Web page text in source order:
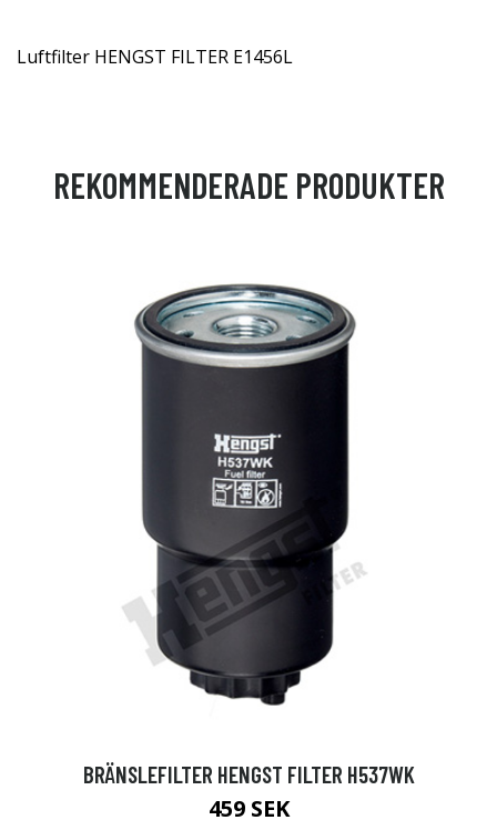
Luftfilter HENGST FILTER E1456L
REKOMMENDERADE PRODUKTER
BRÄNSLEFILTER HENGST FILTER H537WK
459 SEK